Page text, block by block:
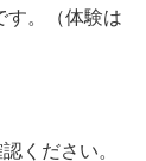
す。（体験は
ください。